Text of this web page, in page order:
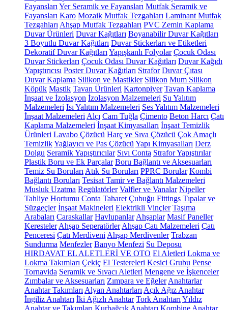
Fayansları Yer Seramik ve Fayansları Mutfak Seramik ve
Fayansları Karo Mozaik Mutfak Tezgahları Laminant Mutfak
Tezgahları Ahşap Mutfak Tezgahları PVC Zemin Kaplama
Duvar Ürünleri Duvar Kağıtları Boyanabilir Duvar Kağıtları
3 Boyutlu Duvar Kağıtları Duvar Stickerları ve Etiketleri
Dekoratif Duvar Kağıtları Yapışkanlı Folyolar Çocuk Odası
Duvar Stickerları Çocuk Odası Duvar Kağıtları Duvar Kağıdı
Yapıştırıcısı Poster Duvar Kağıtları Strafor Duvar Çıtası
Duvar Kaplama Silikon ve Mastikler Silikon Mum Silikon
Köpük Mastik Tavan Ürünleri Kartonpiyer Tavan Kaplama
İnşaat ve İzolasyon İzolasyon Malzemeleri Su Yalıtım
Malzemeleri Isı Yalıtım Malzemeleri Ses Yalıtım Malzemeleri
İnşaat Malzemeleri Alçı Cam Tuğla Çimento Beton Harcı Çatı
Kaplama Malzemeleri İnşaat Kimyasalları İnşaat Temizlik
Ürünleri Lavabo Çözücü Harç ve Sıva Çözücü Çok Amaçlı
TemizlikYağlayıcı ve Pas Çözücü Yapı Kimyasalları Derz
Dolgu Seramik Yapıştırıcılar Sıvı Conta Strafor Yapıştırılar
Plastik Boru ve Ek Parçalar Boru Bağlantı ve Aksesuarları
Temiz Su Boruları Atık Su Boruları PPRC Borular Kombi
Bağlantı Boruları Tesisat Tamir ve Bağlantı Malzemeleri
Musluk Uzatma Regülatörler Valfler ve Vanalar Nipeller
Tahliye Hortumu Conta Taharet Çubuğu Fittings Tıpalar ve
Süzgeçler İnşaat Makineleri Elektrikli Vinçler Taşıma
Arabaları Caraskallar Havlupanlar Ahşaplar Masif Paneller
Keresteler Ahşap Seperatörler Ahşap Çatı Malzemeleri Çatı
Penceresi Çatı Merdiveni Ahşap Merdivenler Trabzan
Sundurma Menfezler Banyo Menfezi Su Deposu
HIRDAVAT EL ALETLERİ VE OTO El Aletleri Lokma ve
Lokma Takımları Çekiç El Testereleri Kesici Grubu Pense
Tornavida Seramik ve Sıvacı Aletleri Mengene ve İşkenceler
Zımbalar ve Aksesuarları Zımpara ve Eğeler Anahtarlar
Anahtar Takımları Alyan Anahtarları Açık Ağız Anahtar
İngiliz Anahtarı İki Ağızlı Anahtar Tork Anahtarı Yıldız
Anahtar ve Takımları Kurbağcık Anahtarı Kombine Anahtar